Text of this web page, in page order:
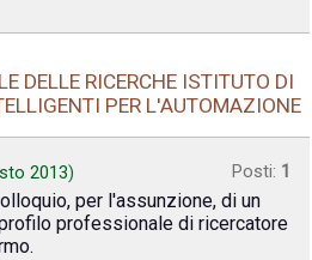
DELLE RICERCHE ISTITUTO DI
PER L'AUTOMAZIONE
2013) Posti: 1
per l'assunzione, di un
professionale di ricercatore